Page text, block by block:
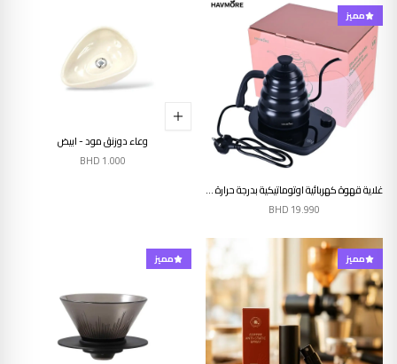
مميز
غلاية قهوة كهربائية اوتوماتيكية بدرجة حرارة دقيقة
BHD 19.990
وعاء دوزنق مود - ابيض
BHD 1.000
مميز مميز